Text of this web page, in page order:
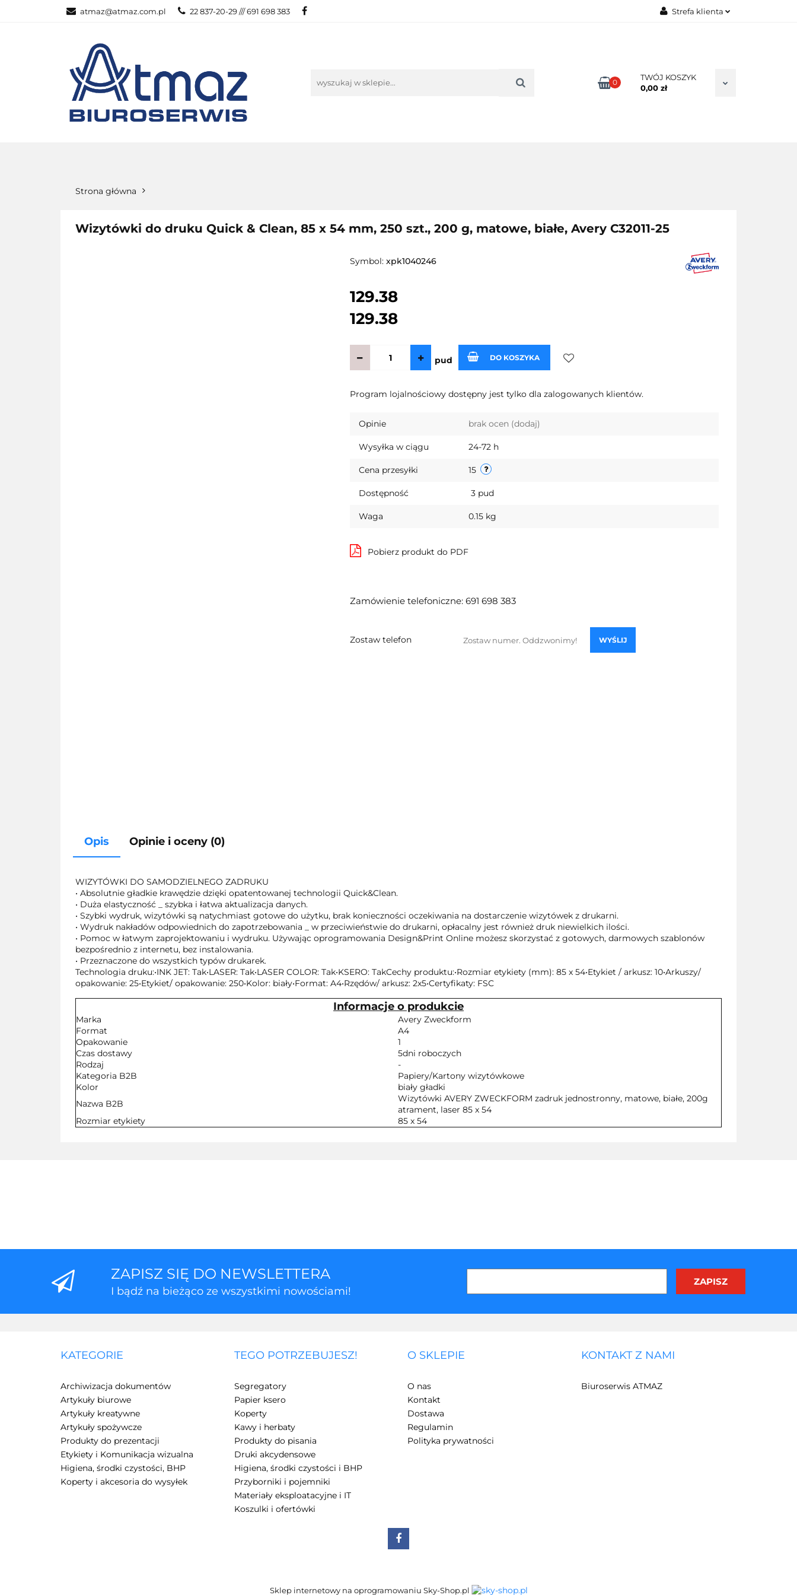
atmaz@atmaz.com.pl 22 837-20-29 /// 691 698 383 Strefa klienta
Dodaj zgłoszenie
0
TWÓJ KOSZYK
0,00 zł
Strona główna
Wizytówki do druku Quick & Clean, 85 x 54 mm, 250 szt., 200 g, matowe, białe, Avery C32011-25
Symbol: xpk1040246
129.38
129.38
pud DO KOSZYKA
Program lojalnościowy dostępny jest tylko dla zalogowanych klientów.
Opinie brak ocen (dodaj)
Wysyłka w ciągu 24-72 h
Cena przesyłki 15
Dostępność 3 pud
Waga 0.15 kg
Pobierz produkt do PDF
Zamówienie telefoniczne: 691 698 383
Zostaw telefon WYŚLIJ
Opis Opinie i oceny (0)
WIZYTÓWKI DO SAMODZIELNEGO ZADRUKU
• Absolutnie gładkie krawędzie dzięki opatentowanej technologii Quick&Clean.
• Duża elastyczność _ szybka i łatwa aktualizacja danych.
• Szybki wydruk, wizytówki są natychmiast gotowe do użytku, brak konieczności oczekiwania na dostarczenie wizytówek z drukarni.
• Wydruk nakładów odpowiednich do zapotrzebowania _ w przeciwieństwie do drukarni, opłacalny jest również druk niewielkich ilości.
• Pomoc w łatwym zaprojektowaniu i wydruku. Używając oprogramowania Design&Print Online możesz skorzystać z gotowych, darmowych szablonów
bezpośrednio z internetu, bez instalowania.
• Przeznaczone do wszystkich typów drukarek.
Technologia druku:•INK JET: Tak•LASER: Tak•LASER COLOR: Tak•KSERO: TakCechy produktu:•Rozmiar etykiety (mm): 85 x 54•Etykiet / arkusz: 10•Arkuszy/
opakowanie: 25•Etykiet/ opakowanie: 250•Kolor: biały•Format: A4•Rzędów/ arkusz: 2x5•Certyfikaty: FSC
Informacje o produkcie
Marka
Avery Zweckform
Format
A4
Opakowanie
1
Czas dostawy
5dni roboczych
Rodzaj
-
Kategoria B2B
Papiery/Kartony wizytówkowe
Kolor
biały gładki
Nazwa B2B
Wizytówki AVERY ZWECKFORM zadruk jednostronny, matowe, białe, 200g
atrament, laser 85 x 54
Rozmiar etykiety
85 x 54
ZAPISZ SIĘ DO NEWSLETTERA
I bądź na bieżąco ze wszystkimi nowościami!
KATEGORIE
Archiwizacja dokumentów
Artykuły biurowe
Artykuły kreatywne
Artykuły spożywcze
Produkty do prezentacji
Etykiety i Komunikacja wizualna
Higiena, środki czystości, BHP
Koperty i akcesoria do wysyłek
TEGO POTRZEBUJESZ!
Segregatory
Papier ksero
Koperty
Kawy i herbaty
Produkty do pisania
Druki akcydensowe
Higiena, środki czystości i BHP
Przyborniki i pojemniki
Materiały eksploatacyjne i IT
Koszulki i ofertówki
O SKLEPIE
O nas
Kontakt
Dostawa
Regulamin
Polityka prywatności
KONTAKT Z NAMI
Biuroserwis ATMAZ
Sklep internetowy na oprogramowaniu Sky-Shop.pl